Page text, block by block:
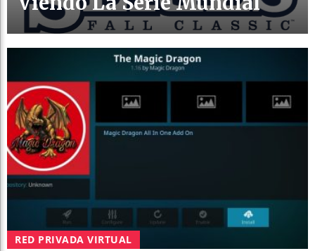
RED PRIVADA VIRTUAL